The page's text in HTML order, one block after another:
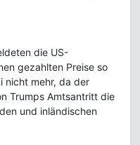
die US-
gezahlten Preise so
nicht mehr, da der
Trumps Amtsantritt die
und inländischen